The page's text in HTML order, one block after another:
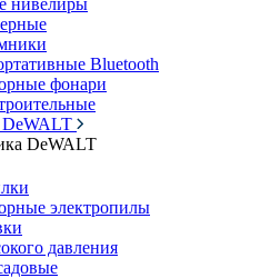
нивелиры
Bluetooth
фонари
DeWALT
DeWALT
электропилы
давления